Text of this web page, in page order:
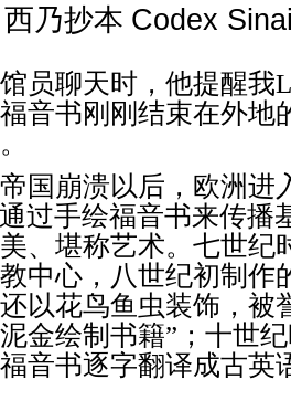
西乃抄本 Codex
员聊天时，他提醒我L
音书刚刚结束在外地
国崩溃以后，欧洲进
过手绘福音书来传播
、堪称艺术。七世纪
中心，八世纪初制作
以花鸟鱼虫装饰，被
金绘制书籍”；十世
音书逐字翻译成古英